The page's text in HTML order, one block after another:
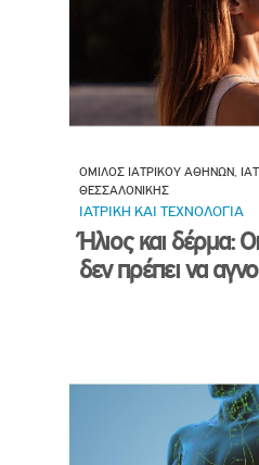
ΟΜΙΛΟΣ ΙΑΤΡΙΚΟΥ ΑΘΗΝΩΝ,
ΘΕΣΣΑΛΟΝΙΚΗΣ
ΙΑΤΡΙΚΗ ΚΑΙ ΤΕΧΝΟΛΟΓΙΑ
Ήλιος και δέρμα:
δεν πρέπει να